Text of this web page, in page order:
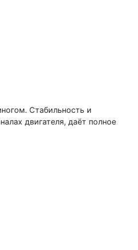
Стабильность и
двигателя, даёт полное